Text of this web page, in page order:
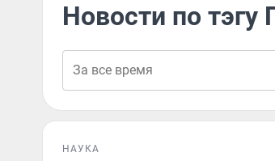
Новости по тэгу
НАУКА